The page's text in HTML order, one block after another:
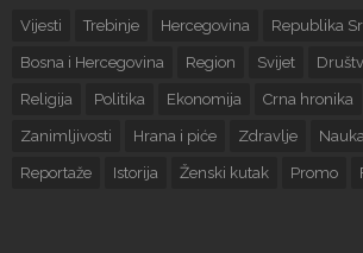
Vijesti Trebinje Hercegovina Republika
Bosna i Hercegovina Region Svijet
Religija Politika Ekonomija Crna hronika
Zanimljivosti Hrana i piće Zdravlje
Reportaže Istorija Ženski kutak Promo